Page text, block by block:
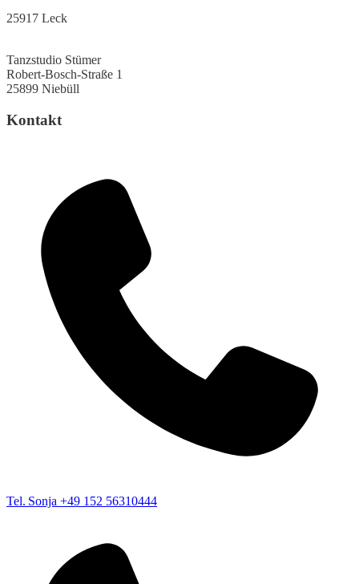
25917 Leck
Tanzstudio Stümer
Robert-Bosch-Straße 1
25899 Niebüll
Kontakt
Tel. Sonja +49 152 56310444